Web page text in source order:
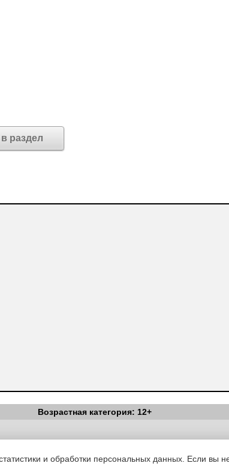
раздел
Возрастная категория: 12+
|Об издании|Условия|Политика
и обработки персональных данных. Если вы